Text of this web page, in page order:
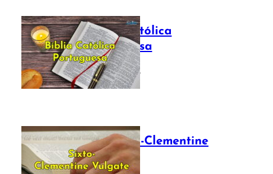
Bíblia Católica
Portuguesa
July 16, 2025
The Sixto-Clementine
Vulgate